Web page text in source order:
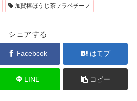
加賀棒ほうじ茶フラペチーノ
シェアする
Facebook はてブ
LINE コピー